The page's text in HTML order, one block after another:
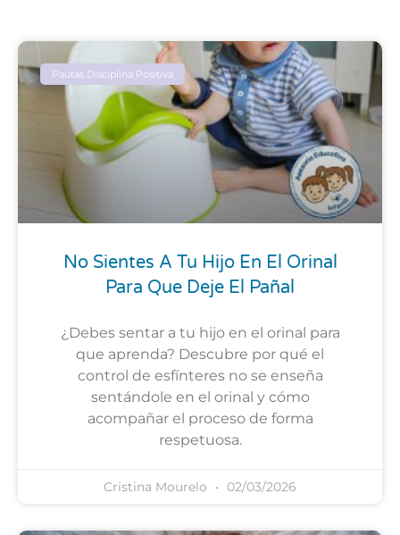
Pautas Disciplina Positiva
No Sientes A Tu Hijo En El Orinal
Para Que Deje El Pañal
¿Debes sentar a tu hijo en el orinal para
que aprenda? Descubre por qué el
control de esfínteres no se enseña
sentándole en el orinal y cómo
acompañar el proceso de forma
respetuosa.
Cristina Mourelo 02/03/2026